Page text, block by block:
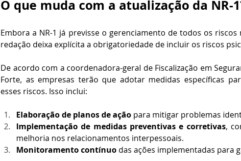
O que muda com a atualização da NR-
Embora a NR-1 já previsse o gerenciamento de todos os
redação deixa explícita a obrigatoriedade de incluir os riscos
De acordo com a coordenadora-geral de Fiscalização em
Forte, as empresas terão que adotar medidas específicas
esses riscos. Isso inclui:
Elaboração de planos de ação para mitigar problemas
Implementação de medidas preventivas e corretivas,
melhoria nos relacionamentos interpessoais.
Monitoramento contínuo das ações implementadas para